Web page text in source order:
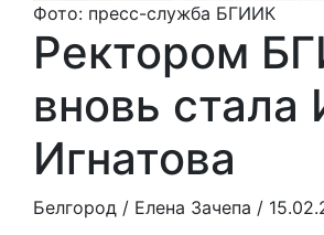
Фото: пресс-служба БГИИК
Ректором
вновь стала
Игнатова
Белгород / Елена Зачепа /